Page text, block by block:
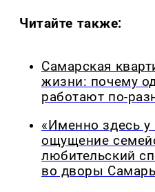
Читайте также:
Самарская
жизни: почему
работают по-
«Именно здесь у
ощущение
любительский
во дворы